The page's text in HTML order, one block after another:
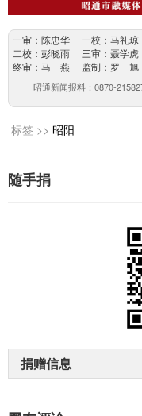
一审：陈忠华 一校：马礼
二校：彭晓雨 三审：聂学
终审：马 燕 监制：罗 旭
昭通新闻报料：0870-
标签 >> 昭阳
随手捐
捐赠信息